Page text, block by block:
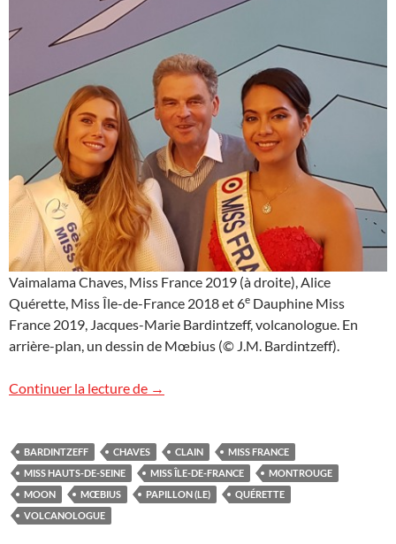
Vaimalama Chaves, Miss France 2019 (à droite), Alice
Quérette, Miss Île-de-France 2018 et 6e Dauphine Miss
France 2019, Jacques-Marie Bardintzeff, volcanologue. En
arrière-plan, un dessin de Mœbius (© J.M. Bardintzeff).
Continuer la lecture de Avec Miss France et Miss Île-de-France !
→
BARDINTZEFF CHAVES CLAIN
MISS FRANCE
MISS HAUTS-DE-SEINE
MISS ÎLE-DE-FRANCE
MONTROUGE
MOON
MŒBIUS PAPILLON (LE)
QUÉRETTE
VOLCANOLOGUE